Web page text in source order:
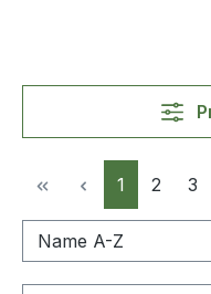
Seite
1 Seite
2 3